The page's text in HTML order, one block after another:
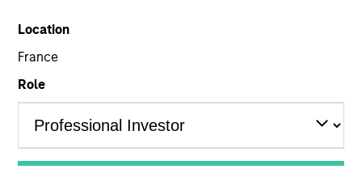
Location
France
Role
Bloomberg Aggregate Index
Insights
Overview